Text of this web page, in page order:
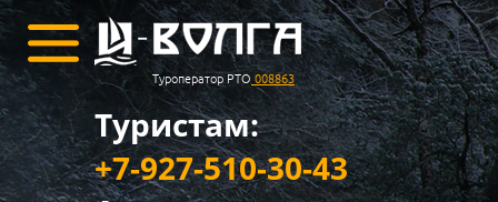
Туроператор РТО 008863
Туристам:
+7-927-510-30-43